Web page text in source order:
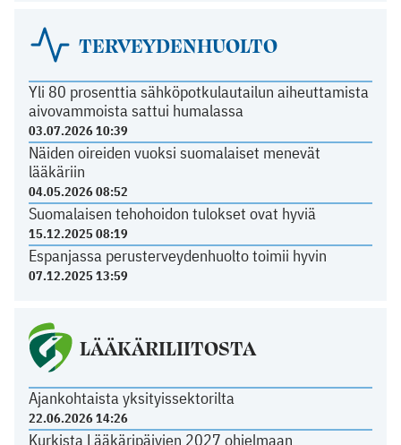
TERVEYDENHUOLTO
Yli 80 prosenttia sähköpotkulautailun aiheuttamista
aivovammoista sattui humalassa
03.07.2026 10:39
Näiden oireiden vuoksi suomalaiset menevät
lääkäriin
04.05.2026 08:52
Suomalaisen tehohoidon tulokset ovat hyviä
15.12.2025 08:19
Espanjassa perusterveydenhuolto toimii hyvin
07.12.2025 13:59
LÄÄKÄRILIITOSTA
Ajankohtaista yksityissektorilta
22.06.2026 14:26
Kurkista Lääkäripäivien 2027 ohjelmaan